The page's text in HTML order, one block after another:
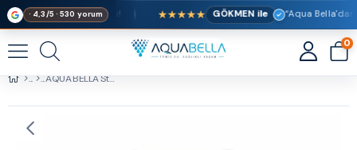
· 4,3/5 · 530 yorum
Kargo Fırsatı! ★★★★★ GÖKMEN ile
0
AQUA BELLA Stylus Pompalı 12 Aşamalı Pro